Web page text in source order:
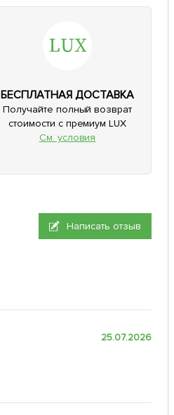
БЕСПЛАТНАЯ ДОСТАВКА
Получайте полный возврат
стоимости с премиум LUX
См. условия
Написать отзыв
25.07.2026